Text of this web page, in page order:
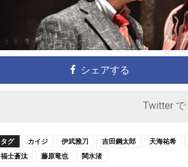
シェアする
Twitter で
タグ カイジ 伊武雅刀 吉田鋼太郎 天海祐希
福士蒼汰
藤原竜也 関水渚